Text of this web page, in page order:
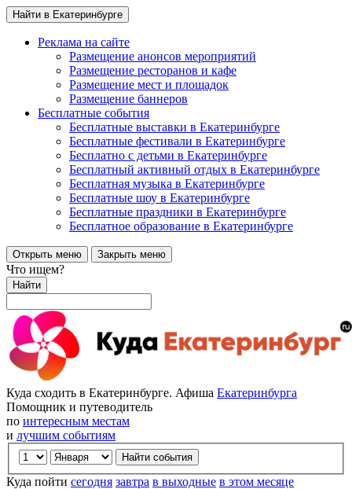
Найти в Екатеринбурге
Реклама на сайте
Размещение анонсов мероприятий
Размещение ресторанов и кафе
Размещение мест и площадок
Размещение баннеров
Бесплатные события
Бесплатные выставки в Екатеринбурге
Бесплатные фестивали в Екатеринбурге
Бесплатно с детьми в Екатеринбурге
Бесплатный активный отдых в Екатеринбурге
Бесплатная музыка в Екатеринбурге
Бесплатные шоу в Екатеринбурге
Бесплатные праздники в Екатеринбурге
Бесплатное образование в Екатеринбурге
Открыть меню Закрыть меню
Что ищем?
Найти
Куда сходить в Екатеринбурге. Афиша Екатеринбурга
Помощник и путеводитель
по интересным местам
и лучшим событиям
Куда пойти сегодня завтра в выходные в этом месяце